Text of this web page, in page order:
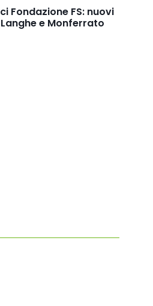
Fondazione FS: nuovi
e Monferrato